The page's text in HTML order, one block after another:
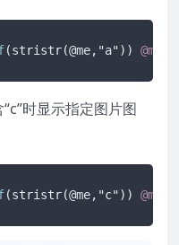
(stristr(@me,"a")) @me
时显示指定图片图
(stristr(@me,"c")) @me